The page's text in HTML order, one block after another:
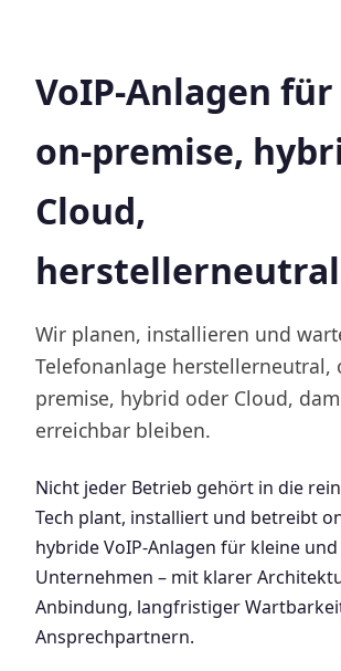
VoIP-Anlagen für
on-premise,
Cloud,
Wir planen, installieren und
Telefonanlage herstellerneutral,
premise, hybrid oder Cloud,
erreichbar bleiben.
Nicht jeder Betrieb gehört in die
Tech plant, installiert und betreibt
hybride VoIP-Anlagen für kleine
Unternehmen – mit klarer
Anbindung, langfristiger
Ansprechpartnern.